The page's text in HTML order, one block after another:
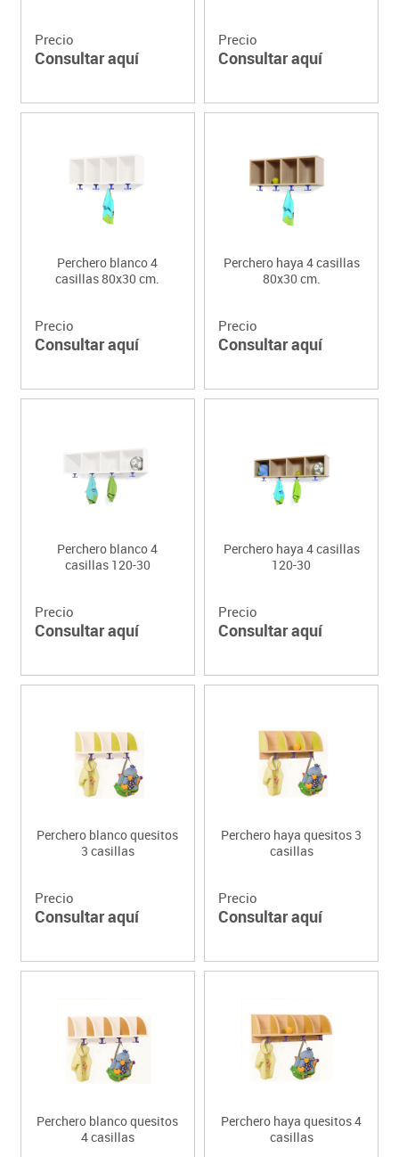
Precio
Consultar aquí
Precio
Consultar aquí
Perchero blanco 4
casillas 80x30 cm.
Precio
Consultar aquí
Perchero haya 4 casillas
80x30 cm.
Precio
Consultar aquí
Perchero blanco 4
casillas 120-30
Precio
Consultar aquí
Perchero haya 4 casillas
120-30
Precio
Consultar aquí
Perchero blanco quesitos
3 casillas
Precio
Consultar aquí
Perchero haya quesitos 3
casillas
Precio
Consultar aquí
Perchero blanco quesitos
4 casillas
Perchero haya quesitos 4
casillas